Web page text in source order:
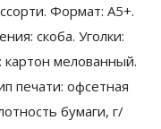
Формат: A5+.
скоба. Уголки:
мелованный.
печати: офсетная
бумаги, г/